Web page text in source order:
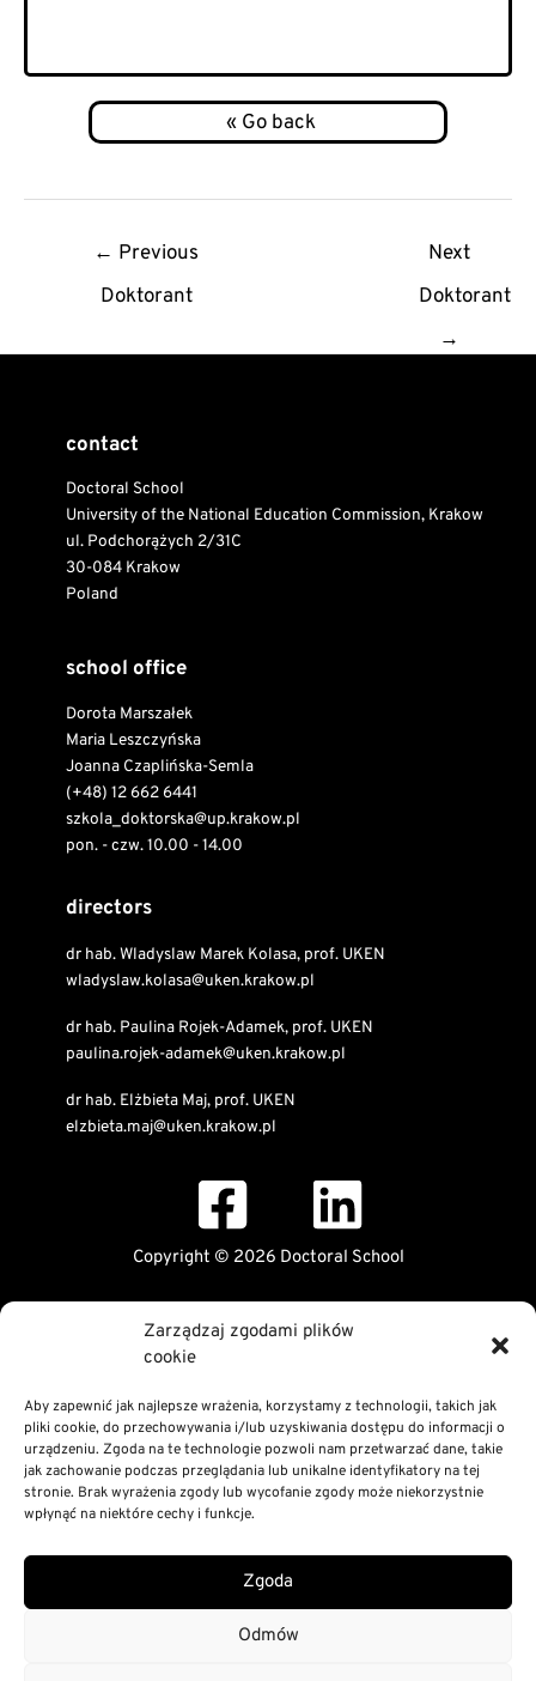
Zarządzaj zgodami plików
cookie
Aby zapewnić jak najlepsze wrażenia, korzystamy z technologii, takich jak
pliki cookie, do przechowywania i/lub uzyskiwania dostępu do informacji o
urządzeniu. Zgoda na te technologie pozwoli nam przetwarzać dane, takie
jak zachowanie podczas przeglądania lub unikalne identyfikatory na tej
stronie. Brak wyrażenia zgody lub wycofanie zgody może niekorzystnie
wpłynąć na niektóre cechy i funkcje.
Zgoda
Odmów
← Previous
Doktorant
Next
Doktorant
→
contact
Doctoral School
University of the National Education Commission, Krakow
ul. Podchorążych 2/31C
30-084 Krakow
Poland
school office
Dorota Marszałek
Maria Leszczyńska
Joanna Czaplińska-Semla
(+48) 12 662 6441
szkola_doktorska@up.krakow.pl
pon. - czw. 10.00 - 14.00
directors
dr hab. Wladyslaw Marek Kolasa, prof. UKEN
wladyslaw.kolasa@uken.krakow.pl
dr hab. Paulina Rojek-Adamek, prof. UKEN
paulina.rojek-adamek@uken.krakow.pl
dr hab. Elżbieta Maj, prof. UKEN
elzbieta.maj@uken.krakow.pl
Copyright © 2026 Doctoral School
Declaration of digital accessibility
RODO Statement